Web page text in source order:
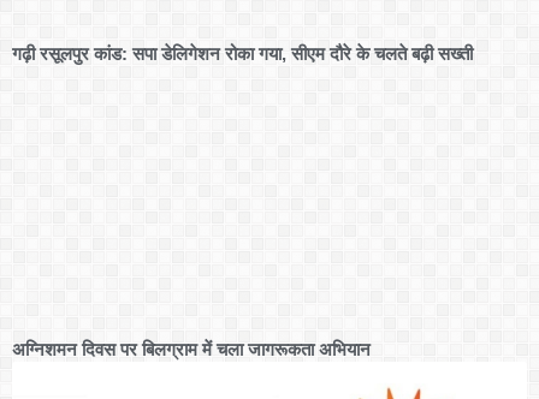
गढ़ी रसूलपुर कांड: सपा डेलिगेशन रोका गया, सीएम दौरे के चलते बढ़ी सख्ती
अग्निशमन दिवस पर बिलग्राम में चला जागरूकता अभियान